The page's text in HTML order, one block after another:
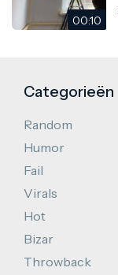
00:10
Categorieën
Random
Humor
Fail
Virals
Hot
Bizar
Throwback